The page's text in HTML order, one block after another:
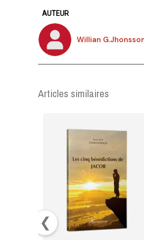
AUTEUR
Willian
Articles similaires
❮